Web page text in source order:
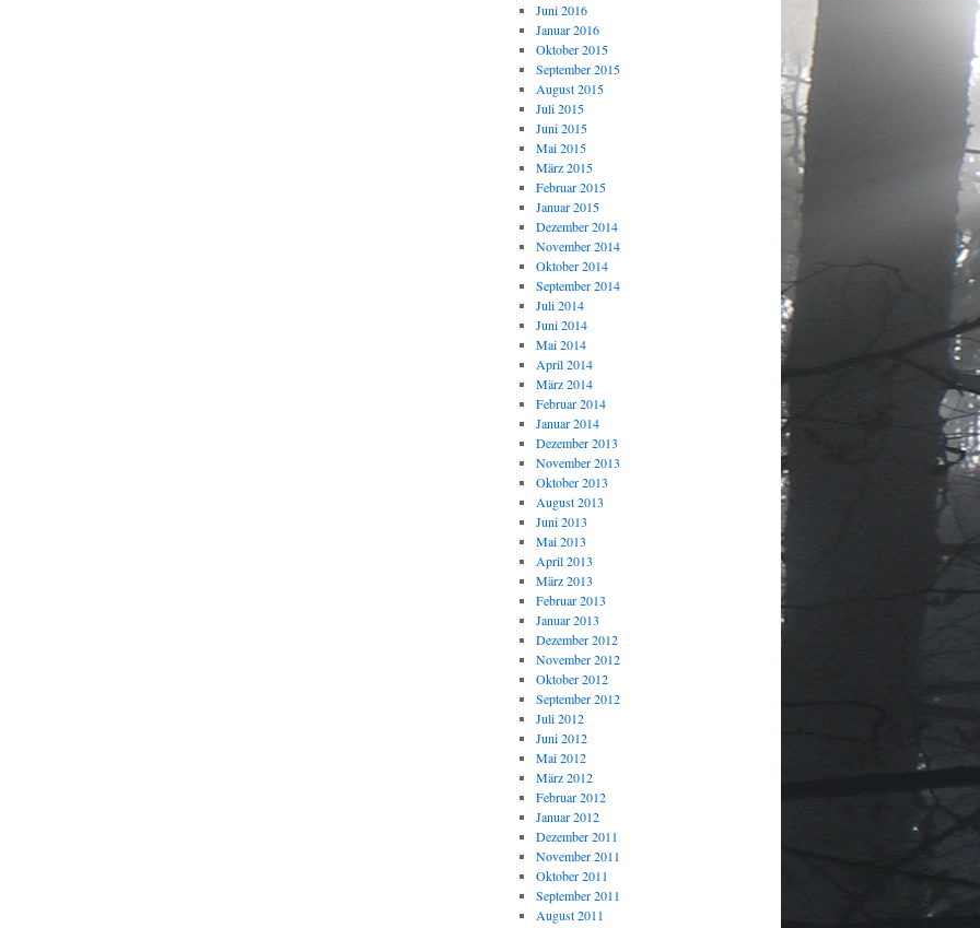
Juni 2016
Januar 2016
Oktober 2015
September 2015
August 2015
Juli 2015
Juni 2015
Mai 2015
März 2015
Februar 2015
Januar 2015
Dezember 2014
November 2014
Oktober 2014
September 2014
Juli 2014
Juni 2014
Mai 2014
April 2014
März 2014
Februar 2014
Januar 2014
Dezember 2013
November 2013
Oktober 2013
August 2013
Juni 2013
Mai 2013
April 2013
März 2013
Februar 2013
Januar 2013
Dezember 2012
November 2012
Oktober 2012
September 2012
Juli 2012
Juni 2012
Mai 2012
März 2012
Februar 2012
Januar 2012
Dezember 2011
November 2011
Oktober 2011
September 2011
August 2011